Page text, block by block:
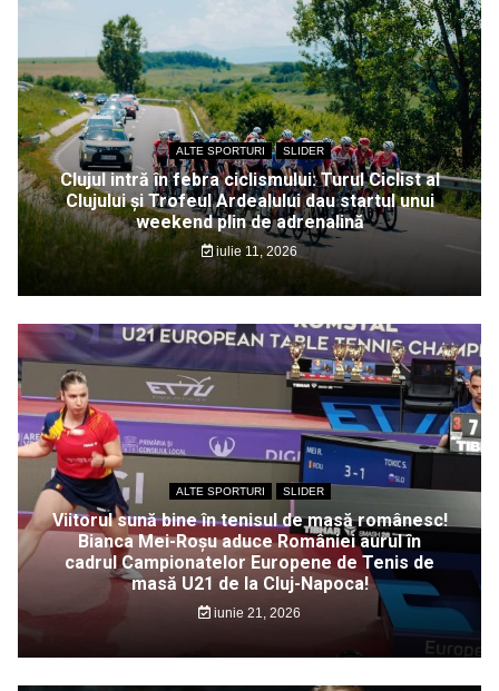
ALTE SPORTURI SLIDER
Clujul intră în febra ciclismului: Turul Ciclist al
Clujului și Trofeul Ardealului dau startul unui
weekend plin de adrenalină
iulie 11, 2026
ALTE SPORTURI SLIDER
Viitorul sună bine în tenisul de masă românesc!
Bianca Mei-Roșu aduce României aurul în
cadrul Campionatelor Europene de Tenis de
masă U21 de la Cluj-Napoca!
iunie 21, 2026